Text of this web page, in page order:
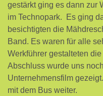
gestärkt ging es dann zur
im Technopark. Es ging
besichtigten die
Band. Es waren für alle
Werkführer gestalteten
Abschluss wurde uns
Unternehmensfilm
mit dem Bus weiter.